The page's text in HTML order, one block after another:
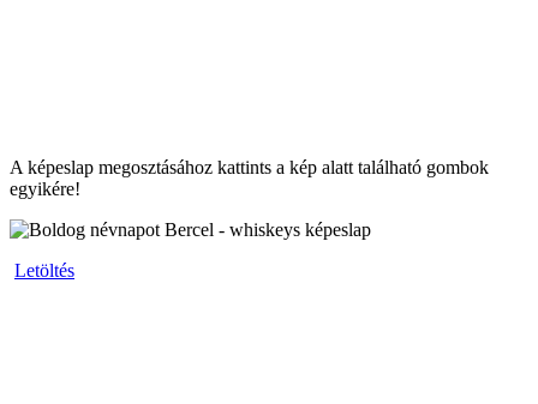
A képeslap megosztásához kattints a kép alatt található gombok
egyikére!
Letöltés